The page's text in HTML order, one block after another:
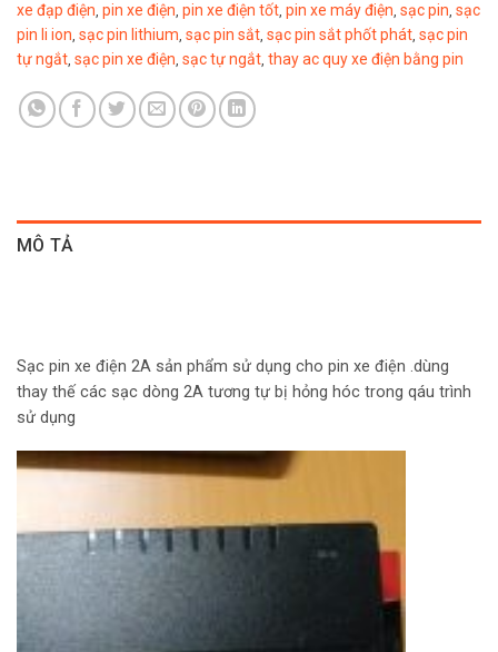
xe đạp điện, pin xe điện, pin xe điện tốt, pin xe máy điện, sạc pin, sạc
pin li ion, sạc pin lithium, sạc pin sắt, sạc pin sắt phốt phát, sạc pin
tự ngắt, sạc pin xe điện, sạc tự ngắt, thay ac quy xe điện bằng pin
MÔ TẢ
Sạc pin xe điện 2A sản phẩm sử dụng cho pin xe điện .dùng
thay thế các sạc dòng 2A tương tự bị hỏng hóc trong qáu trình
sử dụng